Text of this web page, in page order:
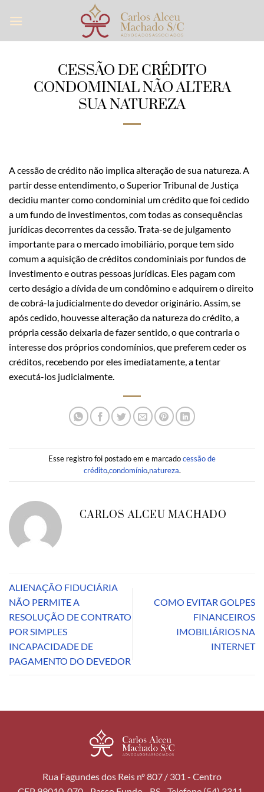
CESSÃO DE CRÉDITO
CONDOMINIAL NÃO ALTERA
SUA NATUREZA
A cessão de crédito não implica alteração de sua natureza. A
partir desse entendimento, o Superior Tribunal de Justiça
decidiu manter como condominial um crédito que foi cedido
a um fundo de investimentos, com todas as consequências
jurídicas decorrentes da cessão. Trata-se de julgamento
importante para o mercado imobiliário, porque tem sido
comum a aquisição de créditos condominiais por fundos de
investimento e outras pessoas jurídicas. Eles pagam com
certo deságio a dívida de um condômino e adquirem o direito
de cobrá-la judicialmente do devedor originário. Assim, se
após cedido, houvesse alteração da natureza do crédito, a
própria cessão deixaria de fazer sentido, o que contraria o
interesse dos próprios condomínios, que preferem ceder os
créditos, recebendo por eles imediatamente, a tentar
executá-los judicialmente.
Esse registro foi postado em e marcadocessão de
crédito,condomínio,natureza.
CARLOS ALCEU MACHADO
ALIENAÇÃO FIDUCIÁRIA
NÃO PERMITE A
RESOLUÇÃO DE CONTRATO
POR SIMPLES
INCAPACIDADE DE
PAGAMENTO DO DEVEDOR
COMO EVITAR GOLPES
FINANCEIROS
IMOBILIÁRIOS NA
INTERNET
Rua Fagundes dos Reis nº 807 / 301 - Centro